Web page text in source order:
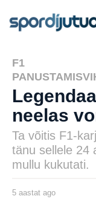
F1
neelas
Ta võitis F1-
tänu sellele 24
mullu kukutati.
5 aastat ago